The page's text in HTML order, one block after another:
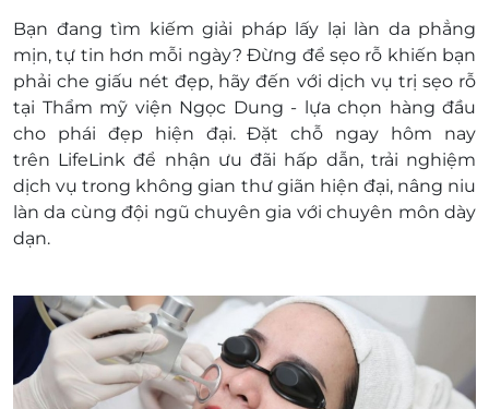
ra chương trình.
Phạm vi sử dụng:
Áp dụng từ Thứ hai đến Chủ nhật (trừ các
ngày Lễ, Tết, bù Lễ theo lịch nghỉ nhà nước).
Giờ phục vụ: 9h00 - 19h00.
Thời hạn sử dụng sau khi kích hoạt: 15 ngày.
Lưu ý:
Quý khách phải kích hoạt mã ưu đãi ít nhất
Vui lòng đặt lịch qua hotline hoặc đăng ký
trước ít nhất 24 tiếng để đảm bảo được
phục vụ tốt nhất.
Hệ thống không nhận khách hàng đến trực
Bạn đang tìm kiếm giải pháp lấy lại làn da phẳng
mịn, tự tin hơn mỗi ngày? Đừng để sẹo rỗ khiến bạn
phải che giấu nét đẹp, hãy đến với dịch vụ trị sẹo rỗ
tại Thẩm mỹ viện Ngọc Dung - lựa chọn hàng đầu
cho phái đẹp hiện đại. Đặt chỗ ngay hôm nay
trên LifeLink để nhận ưu đãi hấp dẫn, trải nghiệm
dịch vụ trong không gian thư giãn hiện đại, nâng niu
làn da cùng đội ngũ chuyên gia với chuyên môn dày
dạn.